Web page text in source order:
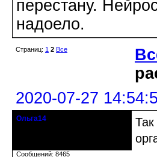
перестану.
надоело.
Страниц: 1 2 Все
2020-07-27
Ольга14
Сообщений: 8465